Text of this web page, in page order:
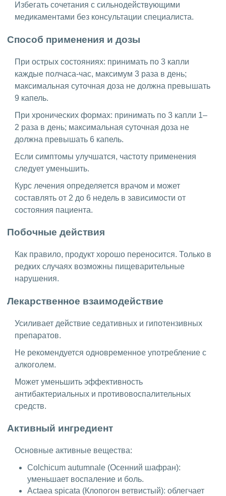
Избегать сочетания с сильнодействующими
медикаментами без консультации специалиста.
Способ применения и дозы
При острых состояниях: принимать по 3 капли
каждые полчаса-час, максимум 3 раза в день;
максимальная суточная доза не должна превышать
9 капель.
При хронических формах: принимать по 3 капли 1–
2 раза в день; максимальная суточная доза не
должна превышать 6 капель.
Если симптомы улучшатся, частоту применения
следует уменьшить.
Курс лечения определяется врачом и может
составлять от 2 до 6 недель в зависимости от
состояния пациента.
Побочные действия
Как правило, продукт хорошо переносится. Только в
редких случаях возможны пищеварительные
нарушения.
Лекарственное взаимодействие
Усиливает действие седативных и гипотензивных
препаратов.
Не рекомендуется одновременное употребление с
алкоголем.
Может уменьшить эффективность
антибактериальных и противовоспалительных
средств.
Активный ингредиент
Основные активные вещества:
Colchicum autumnale (Осенний шафран):
уменьшает воспаление и боль.
Actaea spicata (Клопогон ветвистый): облегчает